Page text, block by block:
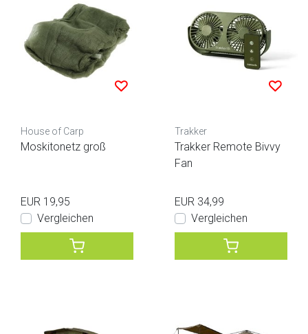
House of Carp
Moskitonetz groß
EUR 19,95
Vergleichen
Trakker
Trakker Remote Bivvy
Fan
EUR 34,99
Vergleichen